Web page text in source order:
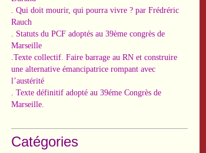
. Qui doit mourir, qui pourra vivre ? par Frédréric
Rauch
. Statuts du PCF adoptés au 39ème congrès de
Marseille
.Texte collectif. Faire barrage au RN et construire
une alternative émancipatrice rompant avec
l’austérité
. Texte définitif adopté au 39éme Congrès de
Marseille.
Catégories